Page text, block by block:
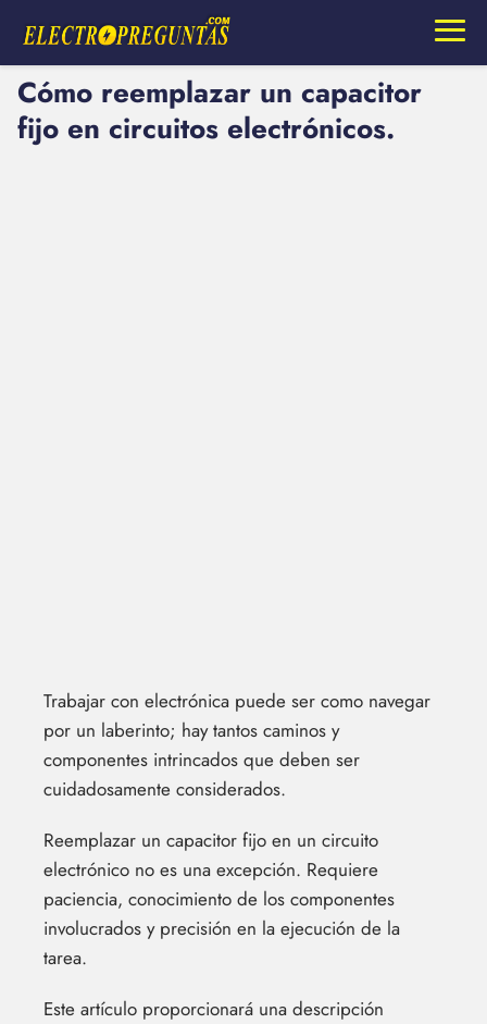
Cómo reemplazar un capacitor
fijo en circuitos electrónicos.
Trabajar con electrónica puede ser como navegar
por un laberinto; hay tantos caminos y
componentes intrincados que deben ser
cuidadosamente considerados.
Reemplazar un capacitor fijo en un circuito
electrónico no es una excepción. Requiere
paciencia, conocimiento de los componentes
involucrados y precisión en la ejecución de la
tarea.
Este artículo proporcionará una descripción